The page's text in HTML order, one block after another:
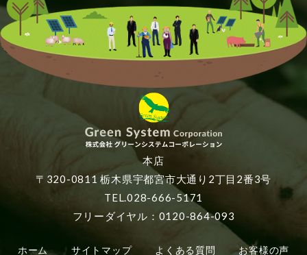
本店
〒320-0811 栃木県宇都宮市大通り2丁目2番3号
TEL.028-666-5171
フリーダイヤル：0120-864-093
ホーム サイトマップ よくある質問 お客様の声